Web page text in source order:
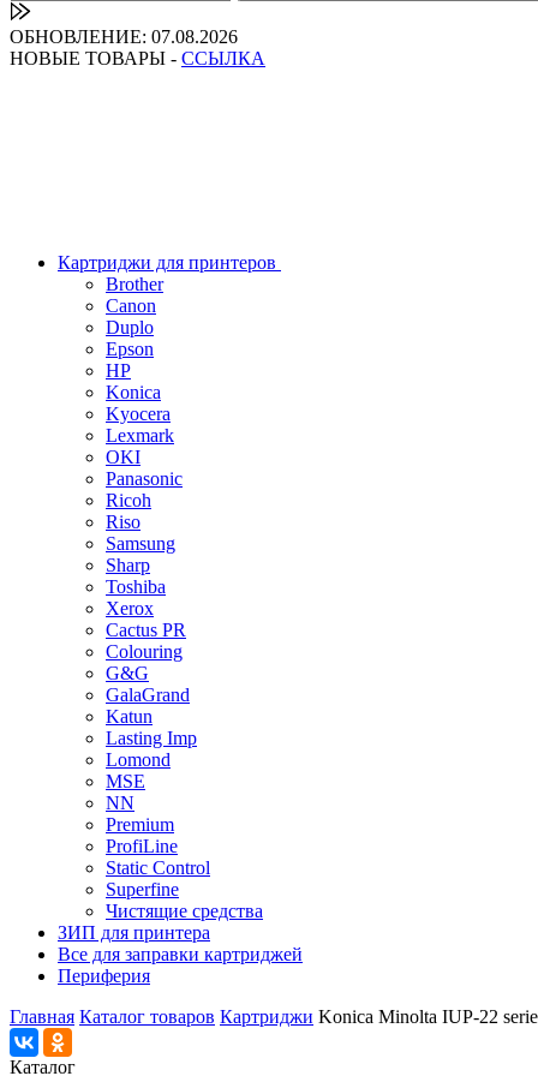
ОБНОВЛЕНИЕ: 07.08.2026
НОВЫЕ ТОВАРЫ - ССЫЛКА
Картриджи для принтеров
Brother
Canon
Duplo
Epson
HP
Konica
Kyocera
Lexmark
OKI
Panasonic
Ricoh
Riso
Samsung
Sharp
Toshiba
Xerox
Cactus PR
Colouring
G&G
GalaGrand
Katun
Lasting Imp
Lomond
MSE
NN
Premium
ProfiLine
Static Control
Superfine
Чистящие средства
ЗИП для принтера
Все для заправки картриджей
Периферия
Главная Каталог товаров Картриджи Konica Minolta IUP-22
Каталог